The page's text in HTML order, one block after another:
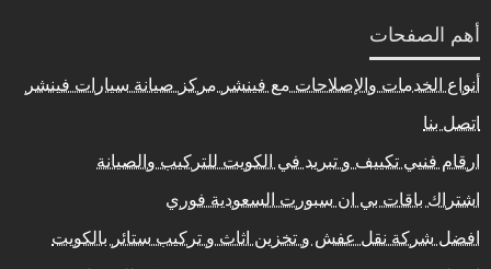
أهم الصفحات
أنواع الخدمات والإصلاحات مع فينشر مركز صيانة سيارات فينشر
اتصل بنا
ارقام فنيي تكييف و تبريد في الكويت للتركيب والصيانة
اشتراك باقات بي ان سبورت السعودية فوري
افضل شركة نقل عفش و تخزين اثاث و تركيب ستائر بالكويت